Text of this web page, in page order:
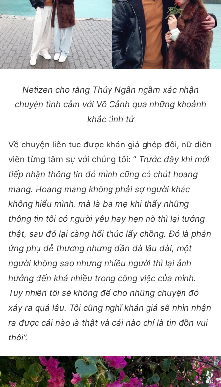
Netizen cho rằng Thúy Ngân ngầm xác nhận
chuyện tình cảm với Võ Cảnh qua những khoảnh
khắc tình tứ
Về chuyện liên tục được khán giả ghép đôi, nữ diễn
viên từng tâm sự với chúng tôi: ” Trước đây khi mới
tiếp nhận thông tin đó mình cũng có chút hoang
mang. Hoang mang không phải sợ người khác
không hiểu mình, mà là ba mẹ khi thấy những
thông tin tôi có người yêu hay hẹn hò thì lại tưởng
thật, sau đó lại càng hối thúc lấy chồng. Đó là phản
ứng phụ dễ thương nhưng dần dà lâu dài, một
người không sao nhưng nhiều người thì lại ảnh
hưởng đến khá nhiều trong công việc của mình.
Tuy nhiên tôi sẽ không để cho những chuyện đó
xảy ra quá lâu. Tôi cũng nghĩ khán giả sẽ nhìn nhận
ra được cái nào là thật và cái nào chỉ là tin đồn vui
thôi”.